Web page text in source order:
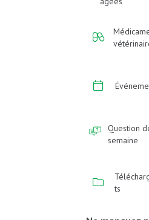
Question
semaine
ts